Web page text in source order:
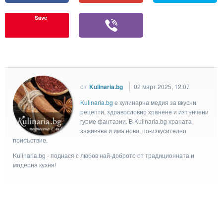
Save
от Kulinaria.bg
02 март 2025, 12:07
Kulinaria.bg e кулинарна медия за вкусни
рецепти, здравословно хранене и изтънчени
гурме фантазии. В Kulinaria.bg храната
заживява и има ново, по-изкусително
присъствие.
Kulinaria.bg - поднася с любов най-доброто от традиционната и
модерна кухня!